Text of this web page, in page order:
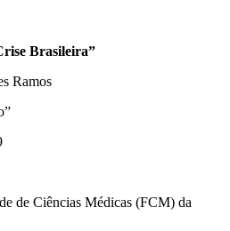
Brasileira”
Ramos
de Ciências Médicas (FCM) da